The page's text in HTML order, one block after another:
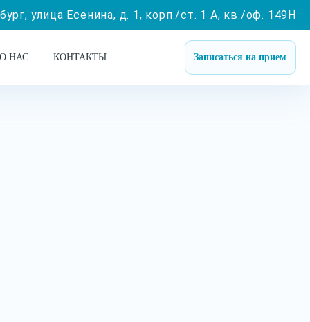
улица Есенина, д. 1, корп./ст. 1 А, кв./оф. 149Н
О НАС КОНТАКТЫ Записаться на прием